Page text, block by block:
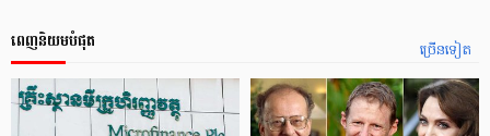
ច្រើនទៀត
ពេញនិយមបំផុត